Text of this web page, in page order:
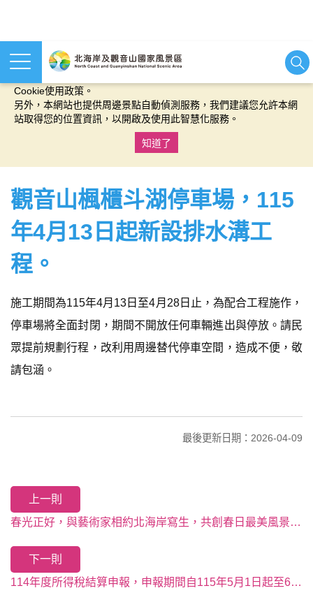
本網站使用cookies等相關技術以持續優化網站服務，並有助於為
Cookie使用政策。
另外，本網站也提供周邊景點自動偵測服務，我們建議您允許本網
站取得您的位置資訊，以開啟及使用此智慧化服務。
知道了
觀音山楓櫃斗湖停車場，115
年4月13日起新設排水溝工
程。
施工期間為115年4月13日至4月28日止，為配合工程施作，
停車場將全面封閉，期間不開放任何車輛進出與停放。請民
眾提前規劃行程，改利用周邊替代停車空間，造成不便，敬
請包涵。
最後更新日期：2026-04-09
上一則
春光正好，與藝術家相約北海岸寫生，共創春日最美風景線！
下一則
114年度所得稅結算申報，申報期間自115年5月1日起至6月1日止，請多運用手機或網路辦理申報，快速又方便。